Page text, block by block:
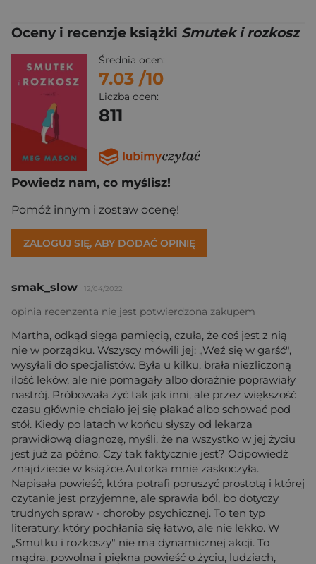
Oceny i recenzje książki Smutek i rozkosz
Średnia ocen:
7.03 /10
Liczba ocen:
811
Powiedz nam, co myślisz!
Pomóż innym i zostaw ocenę!
ZALOGUJ SIĘ, ABY DODAĆ OPINIĘ
smak_slow 12/04/2022
opinia recenzenta nie jest potwierdzona zakupem
Martha, odkąd sięga pamięcią, czuła, że coś jest z nią
nie w porządku. Wszyscy mówili jej: „Weź się w garść",
wysyłali do specjalistów. Była u kilku, brała niezliczoną
ilość leków, ale nie pomagały albo doraźnie poprawiały
nastrój. Próbowała żyć tak jak inni, ale przez większość
czasu głównie chciało jej się płakać albo schować pod
stół. Kiedy po latach w końcu słyszy od lekarza
prawidłową diagnozę, myśli, że na wszystko w jej życiu
jest już za późno. Czy tak faktycznie jest? Odpowiedź
znajdziecie w książce.Autorka mnie zaskoczyła.
Napisała powieść, która potrafi poruszyć prostotą i której
czytanie jest przyjemne, ale sprawia ból, bo dotyczy
trudnych spraw - choroby psychicznej. To ten typ
literatury, który pochłania się łatwo, ale nie lekko. W
„Smutku i rozkoszy" nie ma dynamicznej akcji. To
mądra, powolna i piękna powieść o życiu, ludziach,